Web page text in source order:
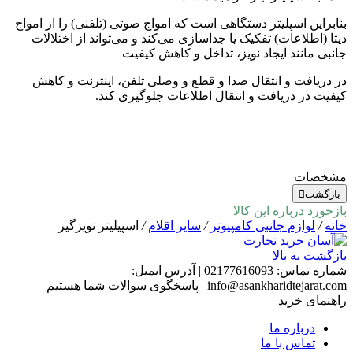
بنابراین اسپلیتر دستگاهی است که امواج صوتی (تلفنی) را از امواج
دیتا (اطلاعات) تفکیک یا جداسازی می‌کند و می‌تواند از اختلالات
جانبی مانند ایجاد نویز، تداخل و کاهش کیفیت
در دریافت و انتقال صدا و قطع و وصلی تلفن، اینترنت و کاهش
کیفیت در دریافت و انتقال اطلاعات جلوگیری کند.
مشخصات
بازگشت
بازخورد درباره این کالا
خانه/ لوازم جانبی کامپیوتر / سایر اقلام/ اسپیلیتر نویزگیر
بازگشت به بالا
شماره تماس: 02177616093
| آدرس ایمیل:
info@asankharidtejarat.com
| پاسخگوی سوالات شما هستیم
راهنمای خرید
درباره ما
تماس با ما